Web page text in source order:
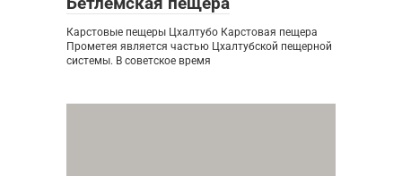
Карстовые пещеры Цхалтубо Карстовая пещера
Прометея является частью Цхалтубской пещерной
системы. В советское время